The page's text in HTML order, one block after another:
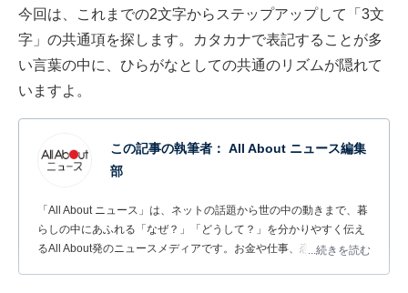
今回は、これまでの2文字からステップアップして「3文
字」の共通項を探します。カタカナで表記することが多
い言葉の中に、ひらがなとしての共通のリズムが隠れて
いますよ。
この記事の執筆者： All About ニュース編集
部
「All About ニュース」は、ネットの話題から世の中の動きまで、暮
らしの中にあふれる「なぜ？」「どうして？」を分かりやすく伝え
るAll About発のニュースメディアです。お金や仕事、恋愛、ITに関
...続きを読む